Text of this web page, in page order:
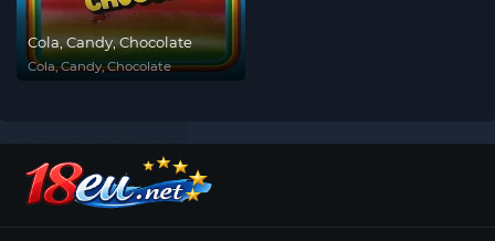
Cola, Candy, Chocolate
Cola, Candy, Chocolate